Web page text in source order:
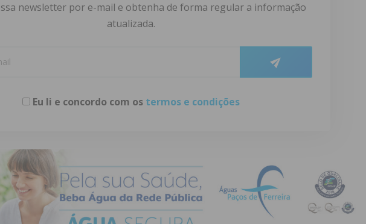
newsletter por e-mail e obtenha de forma regular a informação
atualizada.
Eu li e concordo com os termos e condições